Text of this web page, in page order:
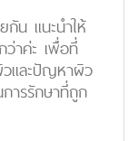
น แนะนำให้
ว่าค่ะ เพื่อที่
และปัญหาผิว
ารรักษาที่ถูก